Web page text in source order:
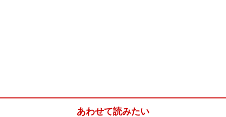
あわせて読みたい